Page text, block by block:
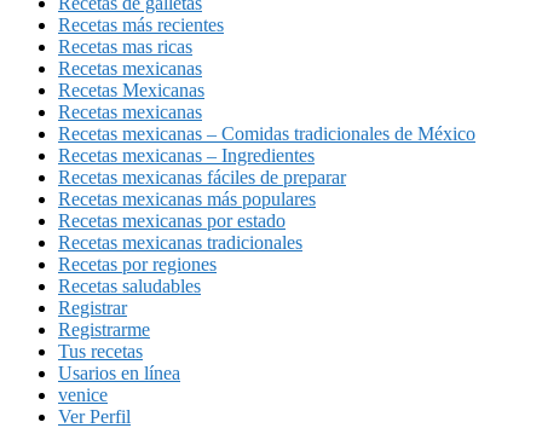
Recetas más recientes
Recetas mas ricas
Recetas mexicanas
Recetas Mexicanas
Recetas mexicanas
Recetas mexicanas – Comidas tradicionales de México
Recetas mexicanas – Ingredientes
Recetas mexicanas fáciles de preparar
Recetas mexicanas más populares
Recetas mexicanas por estado
Recetas mexicanas tradicionales
Recetas por regiones
Recetas saludables
Registrar
Registrarme
Tus recetas
Usarios en línea
venice
Ver Perfil